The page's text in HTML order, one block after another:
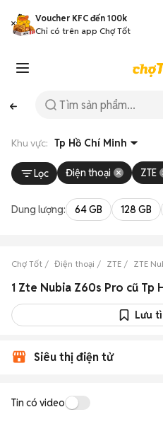
Voucher KFC đến 100k
Chỉ có trên app Chợ Tốt
Khu vực: Tp Hồ Chí Minh
Lọc Điện thoại ZTE
Dung lượng: 64 GB 128 GB
Chợ Tốt Điện thoại ZTE ZTE
1 Zte Nubia Z60s Pro cũ Tp
Lưu
Siêu thị điện tử
Tin có video